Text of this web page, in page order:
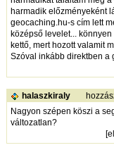
harmadik előzményeként
geocaching.hu-s cím lett
középső levelet...
kettő, mert hozott valamit
Szóval inkább direktben a
halaszkiraly
Nagyon szépen köszi a
változatlan?
[